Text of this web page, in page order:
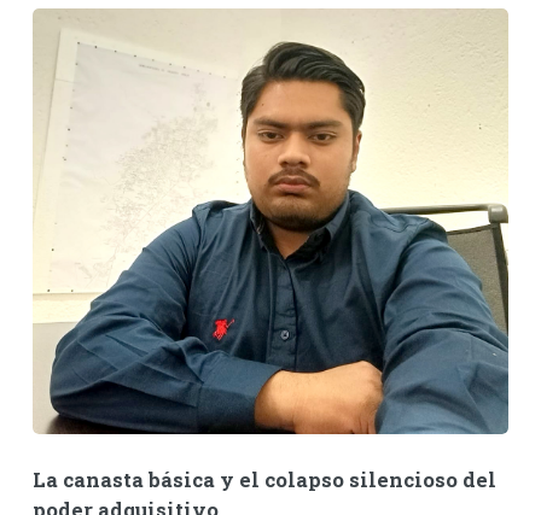
La canasta básica y el colapso silencioso del